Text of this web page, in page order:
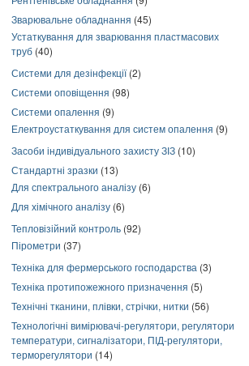
Зварювальне обладнання (45)
Устаткування для зварювання пластмасових
труб (40)
Системи для дезінфекції(2)
Системи оповіщення (98)
Системи опалення (9)
Електроустаткування для систем опалення (9)
Засоби індивідуального захисту ЗІЗ (10)
Стандартні зразки (13)
Для спектрального аналізу (6)
Для хімічного аналізу (6)
Тепловізійний контроль (92)
Пірометри (37)
Техніка для фермерського господарства (3)
Техніка протипожежного призначення (5)
Технічні тканини, плівки, стрічки, нитки (56)
Технологічні вимірювачі-регулятори, регулятори
температури, сигналізатори, ПІД-регулятори,
терморегулятори (14)